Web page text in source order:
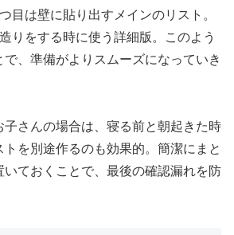
目は壁に貼り出すメインのリスト。
りをする時に使う詳細版。このよう
、準備がよりスムーズになっていき
子さんの場合は、寝る前と朝起きた時
を別途作るのも効果的。簡潔にまと
いておくことで、最後の確認漏れを防